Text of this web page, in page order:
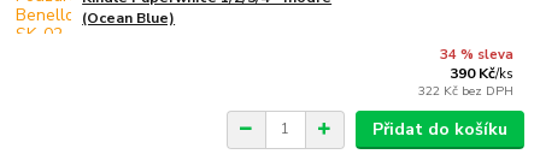
(Ocean Blue)
34 % sleva
390 Kč/ks
322 Kč bez DPH
Přidat do košíku